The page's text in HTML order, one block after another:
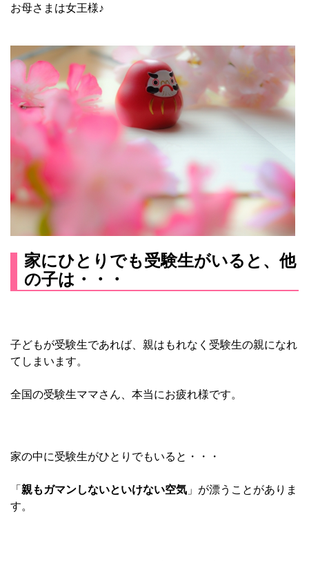
お母さまは女王様♪
家にひとりでも受験生がいると、他
の子は・・・
子どもが受験生であれば、親はもれなく受験生の親になれ
てしまいます。
全国の受験生ママさん、本当にお疲れ様です。
家の中に受験生がひとりでもいると・・・
「 親もガマンしないといけない空気 」が漂うことがありま
す。